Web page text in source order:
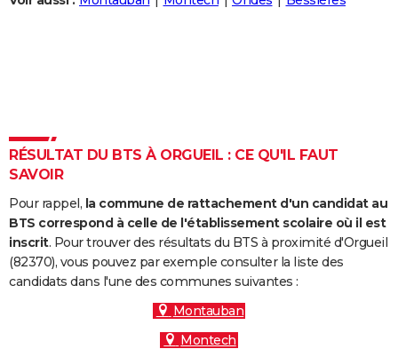
Carte de Noël
Carte Bonne année
Carte Saint-Valentin
Carte Pâques
Carte d'anniversaire
Dictionnaire
Biographies
Citations
Expressions
Proverbes
PROGRAMME TV
COPAINS D'AVANT
S'inscrire
Se connecter
Lycées
Collèges
Primaires
Universités
Entreprises
Service militaire
Avis de recherche
AVIS DE DÉCÈS
RÉSULTAT DU BTS À ORGUEIL : CE QU'IL FAUT
SAVOIR
Pour rappel, la commune de rattachement d'un candidat au
BTS correspond à celle de l'établissement scolaire où il est
inscrit. Pour trouver des résultats du BTS à proximité d'Orgueil
(82370), vous pouvez par exemple consulter la liste des
candidats dans l'une des communes suivantes :
Montauban
Montech